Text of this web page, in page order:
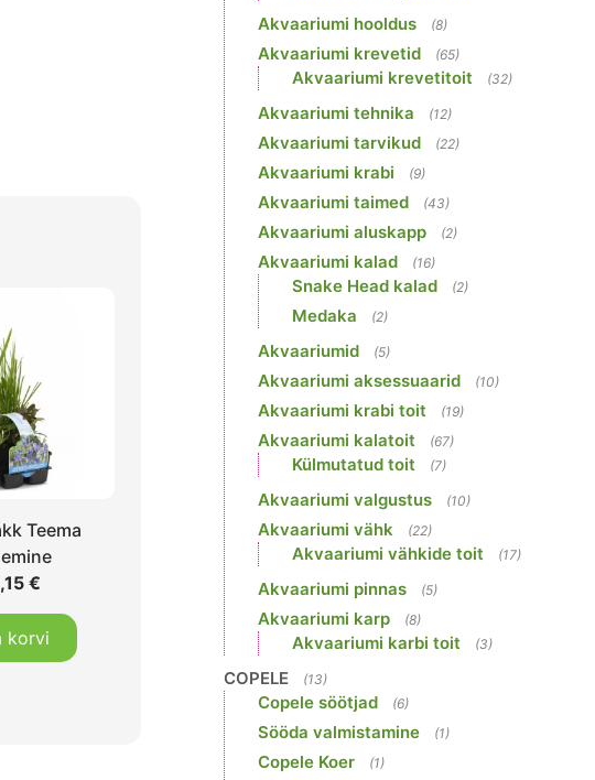
Teema
€
korvi
Akvaariumi hooldus (8)
Akvaariumi krevetid (65)
Akvaariumi krevetitoit (32)
Akvaariumi tehnika (12)
Akvaariumi tarvikud (22)
Akvaariumi krabi (9)
Akvaariumi taimed (43)
Akvaariumi aluskapp (2)
Akvaariumi kalad (16)
Snake Head kalad (2)
Medaka (2)
Akvaariumid (5)
Akvaariumi aksessuaarid (10)
Akvaariumi krabi toit (19)
Akvaariumi kalatoit (67)
Külmutatud toit (7)
Akvaariumi valgustus (10)
Akvaariumi vähk (22)
Akvaariumi vähkide toit (17)
Akvaariumi pinnas (5)
Akvaariumi karp (8)
Akvaariumi karbi toit (3)
COPELE (13)
Copele söötjad (6)
Sööda valmistamine (1)
Copele Koer (1)